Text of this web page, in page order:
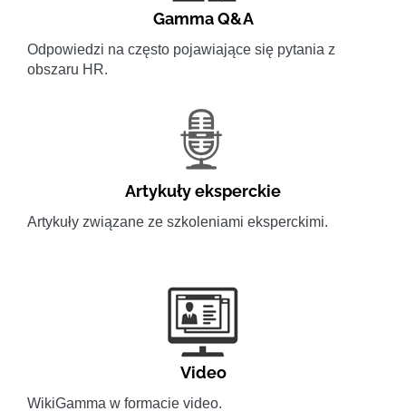
Gamma Q&A
Odpowiedzi na często pojawiające się pytania z
obszaru HR.
Artykuły eksperckie
Artykuły związane ze szkoleniami eksperckimi.
Video
WikiGamma w formacie video.